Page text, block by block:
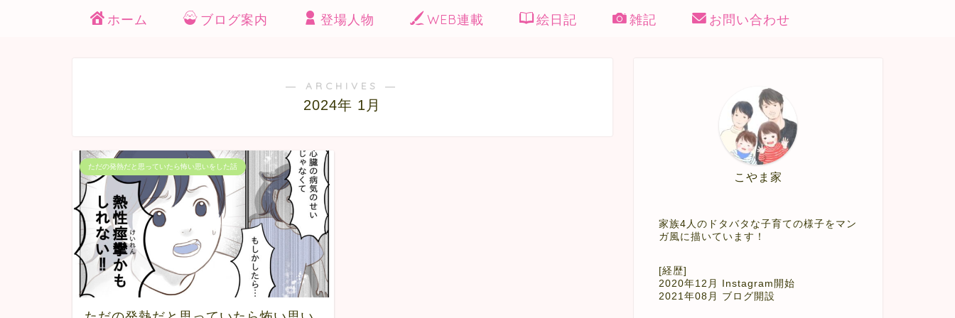
ホーム ブログ案内 登場人物 WEB連載 絵日記 雑記 お問い合わせ
― ARCHIVES ―
2024年 1月
ただの発熱だと思っていたら怖い思いをした話
こやま家
家族4人のドタバタな子育ての様子をマン
ガ風に描いています！
[経歴]
2020年12月 Instagram開始
2021年08月 ブログ開設